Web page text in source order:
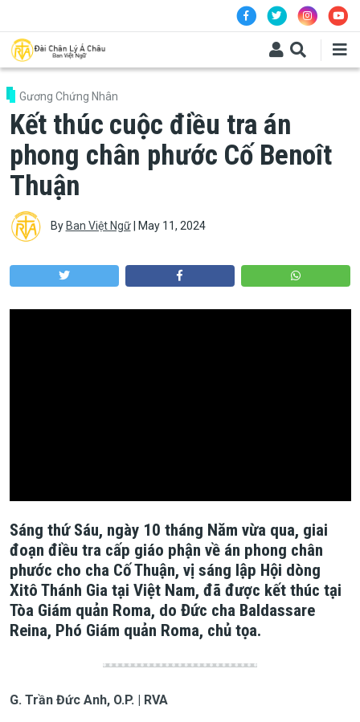
Gương Chứng Nhân
Kết thúc cuộc điều tra án
phong chân phước Cố Benoît
Thuận
By Ban Việt Ngữ| May 11, 2024
Sáng thứ Sáu, ngày 10 tháng Năm vừa qua, giai
đoạn điều tra cấp giáo phận về án phong chân
phước cho cha Cố Thuận, vị sáng lập Hội dòng
Xitô Thánh Gia tại Việt Nam, đã được kết thúc tại
Tòa Giám quản Roma, do Đức cha Baldassare
Reina, Phó Giám quản Roma, chủ tọa.
G. Trần Đức Anh, O.P. | RVA